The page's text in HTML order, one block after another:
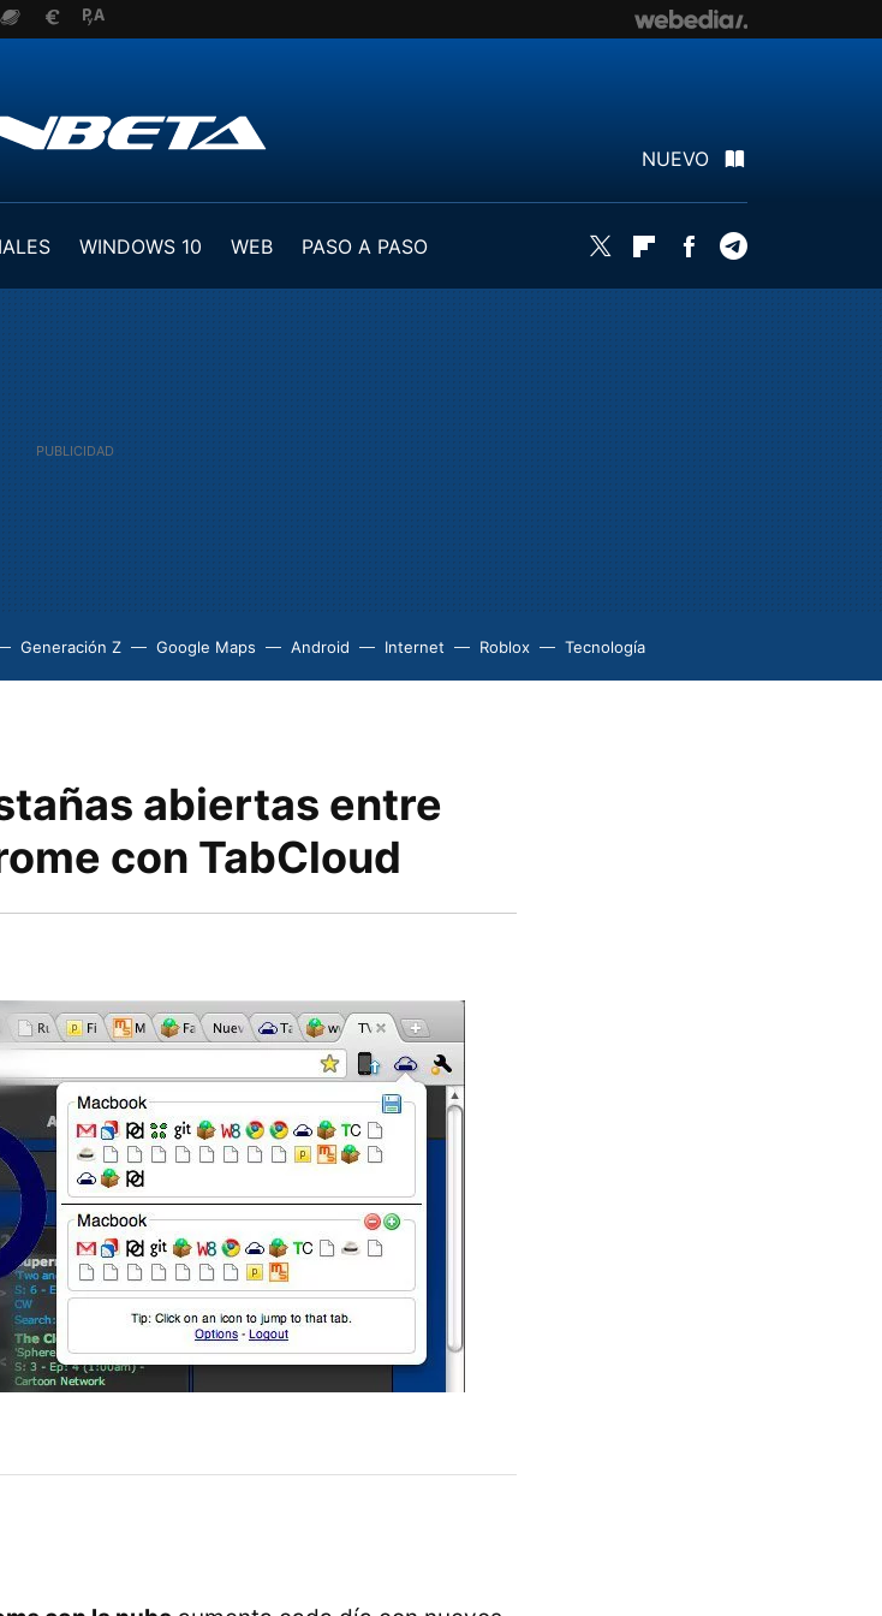
NUEVO
WINDOWS 10 WEB
PASO A PASO
Twitter FlipboardFacebook
Generación Z Google Maps Android Internet Roblox Tecnología
abiertas entre
con TabCloud